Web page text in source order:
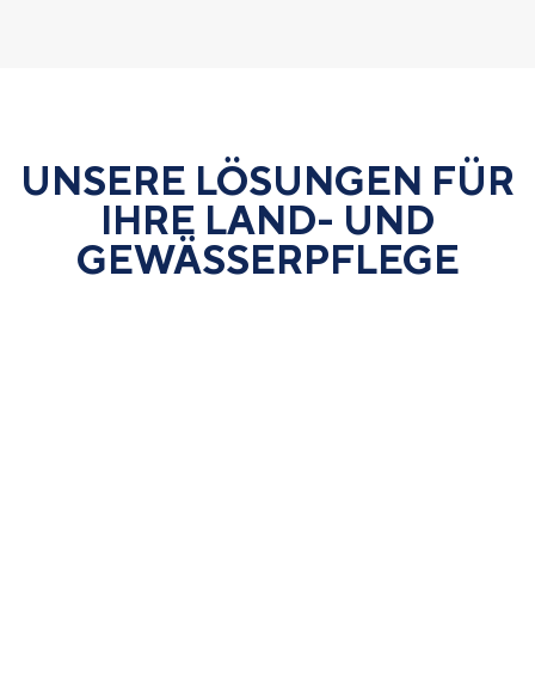
UNSERE LÖSUNGEN FÜR
IHRE LAND- UND
GEWÄSSER­PFLEGE